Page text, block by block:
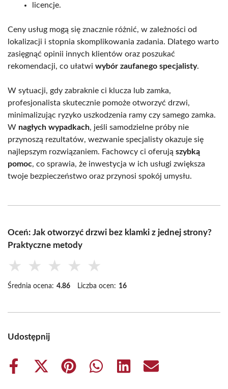
licencje.
Ceny usług mogą się znacznie różnić, w zależności od
lokalizacji i stopnia skomplikowania zadania. Dlatego warto
zasięgnąć opinii innych klientów oraz poszukać
rekomendacji, co ułatwi wybór zaufanego specjalisty.
W sytuacji, gdy zabraknie ci klucza lub zamka,
profesjonalista skutecznie pomoże otworzyć drzwi,
minimalizując ryzyko uszkodzenia ramy czy samego zamka.
W nagłych wypadkach, jeśli samodzielne próby nie
przynoszą rezultatów, wezwanie specjalisty okazuje się
najlepszym rozwiązaniem. Fachowcy ci oferują szybką
pomoc, co sprawia, że inwestycja w ich usługi zwiększa
twoje bezpieczeństwo oraz przynosi spokój umysłu.
Oceń: Jak otworzyć drzwi bez klamki z jednej strony?
Praktyczne metody
★ ★ ★ ★ ★
Średnia ocena: 4.86 Liczba ocen: 16
Udostępnij
Share
Share
Share
Share
Share
Share